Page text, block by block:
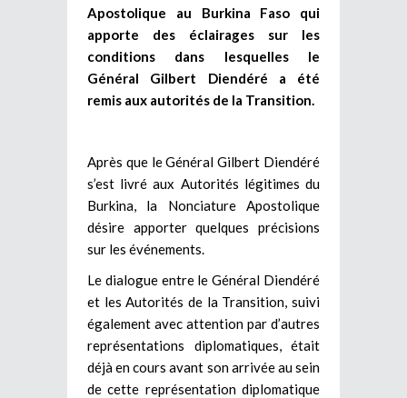
Apostolique au Burkina Faso qui
apporte des éclairages sur les
conditions dans lesquelles le
Général Gilbert Diendéré a été
remis aux autorités de la Transition.
Après que le Général Gilbert Diendéré
s’est livré aux Autorités légitimes du
Burkina, la Nonciature Apostolique
désire apporter quelques précisions
sur les événements.
Le dialogue entre le Général Diendéré
et les Autorités de la Transition, suivi
également avec attention par d’autres
représentations diplomatiques, était
déjà en cours avant son arrivée au sein
de cette représentation diplomatique